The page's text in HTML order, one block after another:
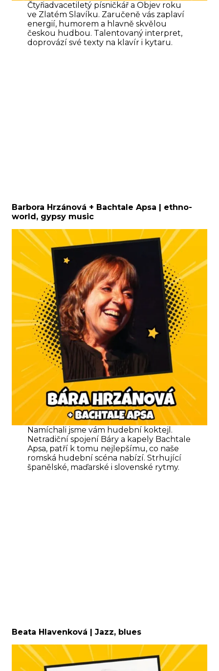
Čtyřiadvacetiletý písničkář a Objev roku
ve Zlatém Slavíku. Zaručeně vás zaplaví
energií, humorem a hlavně skvělou
českou hudbou. Talentovaný interpret,
doprovází své texty na klavír i kytaru.
Barbora Hrzánová + Bachtale Apsa | ethno-
world, gypsy music
Namíchali jsme vám hudební koktejl.
Netradiční spojení Báry a kapely Bachtale
Apsa, patří k tomu nejlepšímu, co naše
romská hudební scéna nabízí. Strhující
španělské, maďarské i slovenské rytmy.
Beata Hlavenková | Jazz, blues